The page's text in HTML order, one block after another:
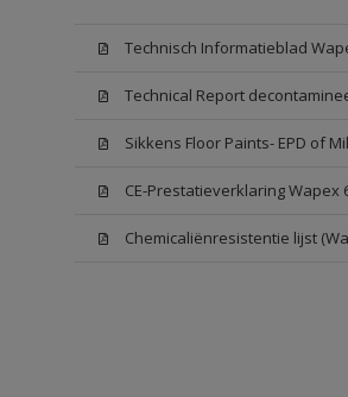
Technisch Informatieblad
Technical Report
Sikkens Floor Paints- EPD of
CE-Prestatieverklaring Wapex
Chemicaliënresistentie lijst